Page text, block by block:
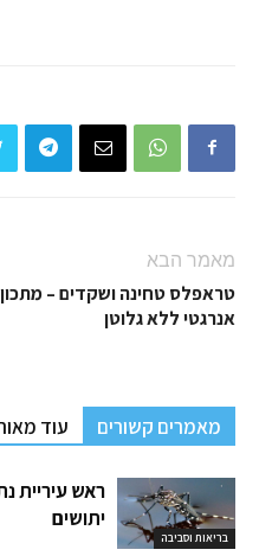
מאמר הבא
טראפלס טחינה ושקדים – מתכון
אנרגטי ללא גלוטן
מאמרים קשורים עוד
בריאות וסביבה
ראש עיריית
יתושים